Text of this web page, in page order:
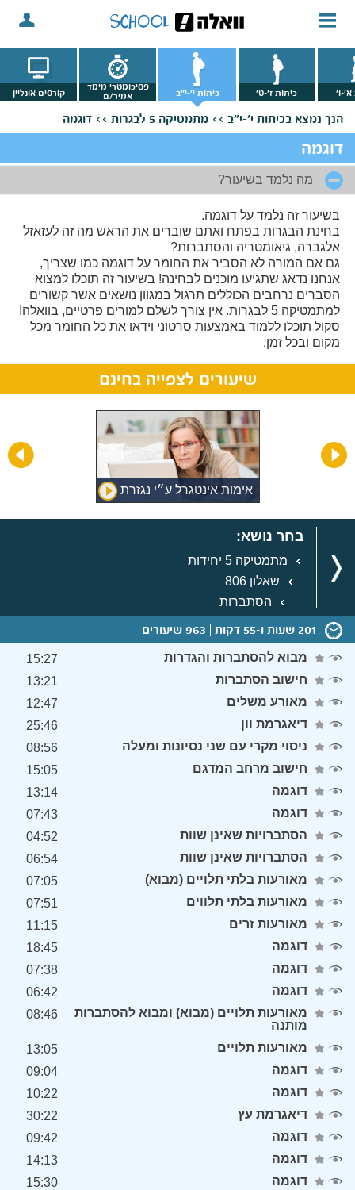
א'-ו' כיתות ז'-ט' כיתות י'-י"ב
פסיכומטרי מימד
אמיר/ם
קורסים אונליין
הנך נמצא בכיתות י'-י"ב >> מתמטיקה 5 לבגרות >> דוגמה
דוגמה
מה נלמד בשיעור?
בשיעור זה נלמד על דוגמה.
בחינת הבגרות בפתח ואתם שוברים את הראש מה זה לעזאזל
אלגברה, גיאומטריה והסתברות?
גם אם המורה לא הסביר את החומר על דוגמה כמו שצריך,
אנחנו נדאג שתגיעו מוכנים לבחינה! בשיעור זה תוכלו למצוא
הסברים נרחבים הכוללים תרגול במגוון נושאים אשר קשורים
למתמטיקה 5 לבגרות. אין צורך לשלם למורים פרטיים, בוואלה!
סקול תוכלו ללמוד באמצעות סרטוני וידאו את כל החומר מכל
מקום ובכל זמן.
שיעורים לצפייה בחינם
אימות אינטגרל ע״י נגזרת
בחר נושא:
מתמטיקה 5 יחידות
שאלון 806
הסתברות
201 שעות ו-55 דקות 963 שיעורים
מבוא להסתברות והגדרות
15:27
חישוב הסתברות
13:21
מאורע משלים
12:47
דיאגרמת וון
25:46
ניסוי מקרי עם שני נסיונות ומעלה
08:56
חישוב מרחב המדגם
15:05
דוגמה
13:14
דוגמה
07:43
הסתברויות שאינן שוות
04:52
הסתברויות שאינן שוות
06:54
מאורעות בלתי תלויים (מבוא)
07:05
מאורעות בלתי תלווים
07:51
מאורעות זרים
11:15
דוגמה
18:45
דוגמה
07:38
דוגמה
06:42
מאורעות תלויים (מבוא) ומבוא להסתברות
מותנה
08:46
מאורעות תלויים
13:05
דוגמה
09:04
דוגמה
10:22
דיאגרמת עץ
30:22
דוגמה
09:42
דוגמה
14:13
דוגמה
15:30